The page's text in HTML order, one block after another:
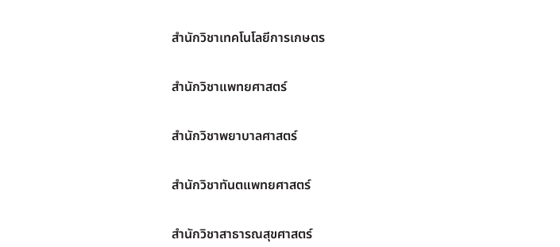
สำนักวิชาเทคโนโลยีการเกษตร
สำนักวิชาแพทยศาสตร์
สำนักวิชาพยาบาลศาสตร์
สำนักวิชาทันตแพทยศาสตร์
สำนักวิชาสาธารณสุขศาสตร์